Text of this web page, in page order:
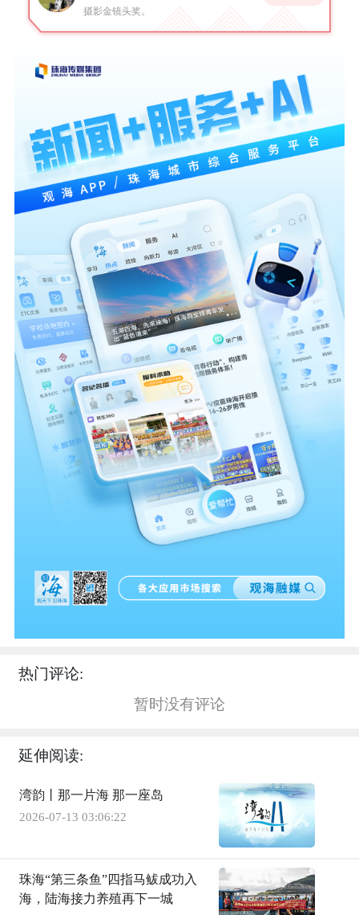
摄影金镜头奖。
热门评论:
暂时没有评论
延伸阅读:
湾韵丨那一片海 那一座岛
2026-07-13 03:06:22
珠海“第三条鱼”四指马鲅成功入
海，陆海接力养殖再下一城